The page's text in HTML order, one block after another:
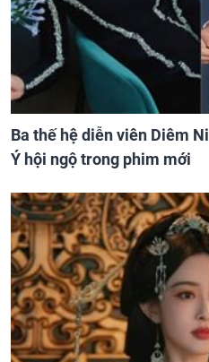
Ba thế hệ diễn viên Diêm
Ý hội ngộ trong phim mới